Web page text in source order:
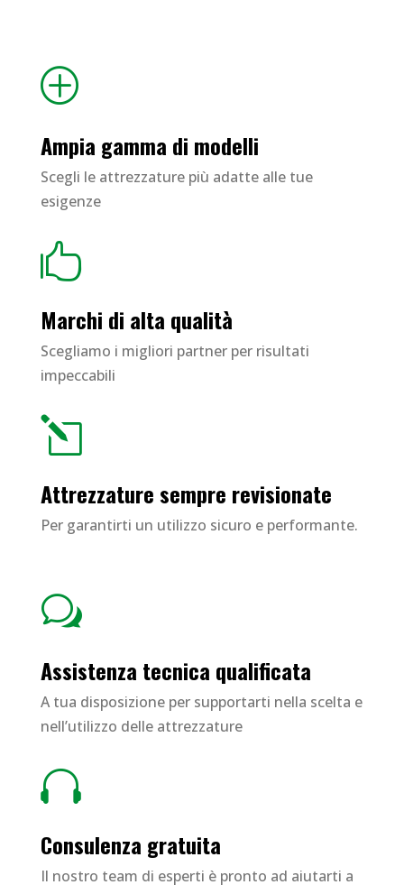
P
Ampia gamma di modelli
Scegli le attrezzature più adatte alle tue
esigenze

Marchi di alta qualità
Scegliamo i migliori partner per risultati
impeccabili
l
Attrezzature sempre revisionate
Per garantirti un utilizzo sicuro e performante.
w
Assistenza tecnica qualificata
A tua disposizione per supportarti nella scelta e
nell’utilizzo delle attrezzature

Consulenza gratuita
Il nostro team di esperti è pronto ad aiutarti a